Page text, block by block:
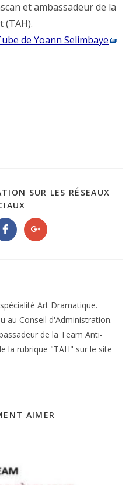
et ambassadeur de la
(TAH).
de Yoann Selimbaye
SUR LES RÉSEAUX
Art Dramatique.
au Conseil d'Administration.
de la Team Anti-
la rubrique "TAH" sur le site
AIMER